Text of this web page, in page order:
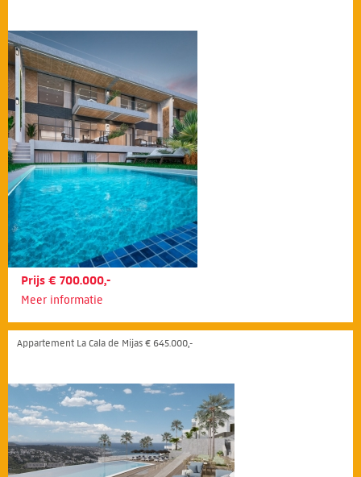
Prijs € 700.000,-
Meer informatie
Appartement La Cala de Mijas € 645.000,-